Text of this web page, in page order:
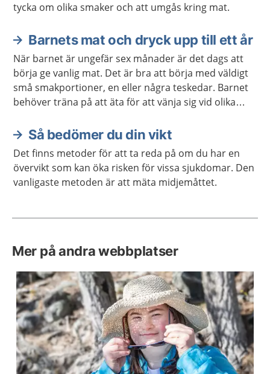
tycka om olika smaker och att umgås kring mat.
Barnets mat och dryck upp till ett år
När barnet är ungefär sex månader är det dags att
börja ge vanlig mat. Det är bra att börja med väldigt
små smakportioner, en eller några teskedar. Barnet
behöver träna på att äta för att vänja sig vid olika
Så bedömer du din vikt
Det finns metoder för att ta reda på om du har en
övervikt som kan öka risken för vissa sjukdomar. Den
vanligaste metoden är att mäta midjemåttet.
Mer på andra webbplatser